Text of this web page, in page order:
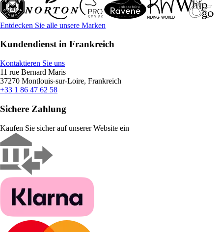
Entdecken Sie alle unsere Marken
Kundendienst in Frankreich
Kontaktieren Sie uns
11 rue Bernard Maris
37270 Montlouis-sur-Loire, Frankreich
+33 1 86 47 62 58
Sichere Zahlung
Kaufen Sie sicher auf unserer Website ein